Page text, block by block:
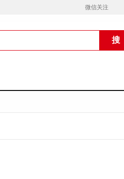
微信关注